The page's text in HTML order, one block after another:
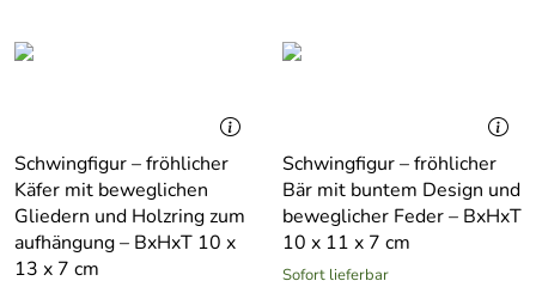
Schwingfigur – fröhlicher
Käfer mit beweglichen
Gliedern und Holzring zum
aufhängung – BxHxT 10 x
13 x 7 cm
Schwingfigur – fröhlicher
Bär mit buntem Design und
beweglicher Feder – BxHxT
10 x 11 x 7 cm
Sofort lieferbar